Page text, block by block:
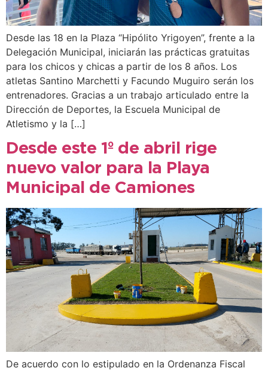
Desde las 18 en la Plaza “Hipólito Yrigoyen”, frente a la
Delegación Municipal, iniciarán las prácticas gratuitas
para los chicos y chicas a partir de los 8 años. Los
atletas Santino Marchetti y Facundo Muguiro serán los
entrenadores. Gracias a un trabajo articulado entre la
Dirección de Deportes, la Escuela Municipal de
Atletismo y la […]
Desde este 1º de abril rige
nuevo valor para la Playa
Municipal de Camiones
De acuerdo con lo estipulado en la Ordenanza Fiscal